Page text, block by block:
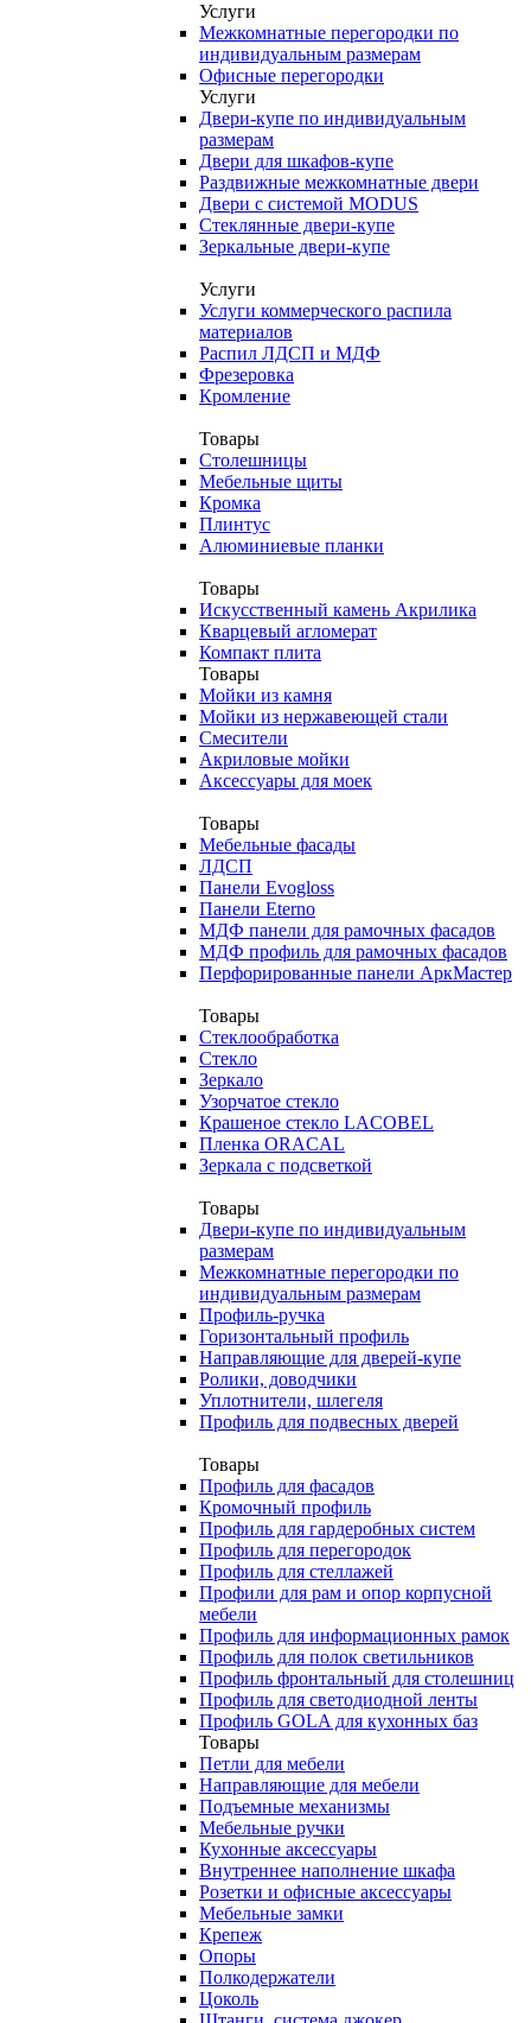
Услуги
Межкомнатные перегородки по
индивидуальным размерам
Офисные перегородки
Услуги
Двери-купе по индивидуальным
размерам
Двери для шкафов-купе
Раздвижные межкомнатные двери
Двери с системой MODUS
Стеклянные двери-купе
Зеркальные двери-купе
Услуги
Услуги коммерческого распила
материалов
Распил ЛДСП и МДФ
Фрезеровка
Кромление
Товары
Столешницы
Мебельные щиты
Кромка
Плинтус
Алюминиевые планки
Товары
Искусственный камень Акрилика
Кварцевый агломерат
Компакт плита
Товары
Мойки из камня
Мойки из нержавеющей стали
Смесители
Акриловые мойки
Аксессуары для моек
Товары
Мебельные фасады
ЛДСП
Панели Evogloss
Панели Eterno
МДФ панели для рамочных фасадов
МДФ профиль для рамочных фасадов
Перфорированные панели АркМастер
Товары
Стеклообработка
Стекло
Зеркало
Узорчатое стекло
Крашеное стекло LACOBEL
Пленка ORACAL
Зеркала с подсветкой
Товары
Двери-купе по индивидуальным
размерам
Межкомнатные перегородки по
индивидуальным размерам
Профиль-ручка
Горизонтальный профиль
Направляющие для дверей-купе
Ролики, доводчики
Уплотнители, шлегеля
Профиль для подвесных дверей
Товары
Профиль для фасадов
Кромочный профиль
Профиль для гардеробных систем
Профиль для перегородок
Профиль для стеллажей
Профили для рам и опор корпусной
мебели
Профиль для информационных рамок
Профиль для полок светильников
Профиль фронтальный для столешниц
Профиль для светодиодной ленты
Профиль GOLA для кухонных баз
Товары
Петли для мебели
Направляющие для мебели
Подъемные механизмы
Мебельные ручки
Кухонные аксессуары
Внутреннее наполнение шкафа
Розетки и офисные аксессуары
Мебельные замки
Крепеж
Опоры
Полкодержатели
Цоколь